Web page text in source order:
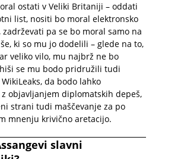
ostati v Veliki Britaniji – oddati
list, nositi bo moral elektronsko
zadrževati pa se bo moral samo na
ki so mu jo dodelili – glede na to,
veliko vilo, mu najbrž ne bo
se mu bodo pridružili tudi
da bodo lahko
objavljanjem diplomatskih depeš,
strani tudi maščevanje za po
mnenju krivično aretacijo.
slavni